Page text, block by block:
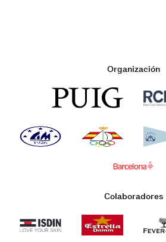
Organización
Colaboradores